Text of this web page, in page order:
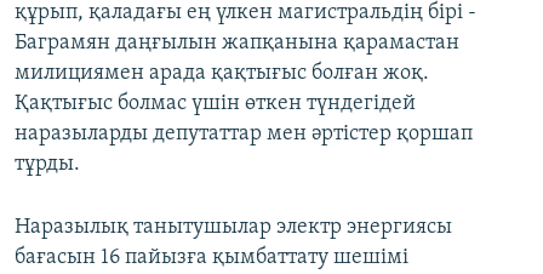
құрып, қаладағы ең үлкен магистральдің бірі -
Баграмян даңғылын жапқанына қарамастан
милициямен арада қақтығыс болған жоқ.
Қақтығыс болмас үшін өткен түндегідей
наразыларды депутаттар мен әртістер қоршап
тұрды.
Наразылық танытушылар электр энергиясы
бағасын 16 пайызға қымбаттату шешімі